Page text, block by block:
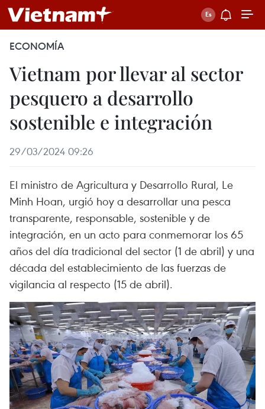
ECONOMÍA
Vietnam por llevar al sector
pesquero a desarrollo
sostenible e integración
29/03/2024 09:26
El ministro de Agricultura y Desarrollo Rural, Le
Minh Hoan, urgió hoy a desarrollar una pesca
transparente, responsable, sostenible y de
integración, en un acto para conmemorar los 65
años del día tradicional del sector (1 de abril) y una
década del establecimiento de las fuerzas de
vigilancia al respecto (15 de abril).